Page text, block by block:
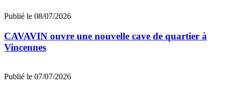
Publié le 08/07/2026
CAVAVIN ouvre une nouvelle cave de quartier à
Vincennes
Publié le 07/07/2026